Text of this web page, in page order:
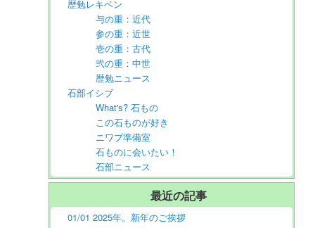
歴勉レキベン
与の重：近代
参の重：近世
壱の重：古代
弐の重：中世
歴勉ニュース
石部イシブ
What's? 石もの
この石ものが好き
ニワブ準備室
石ものに会いたい！
石部ニュース
最近の記事
01/01 2025年。新年のご挨拶